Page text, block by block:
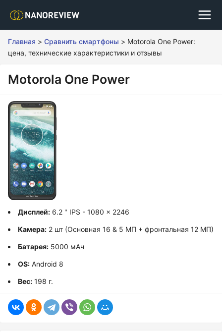
Главная > Сравнить смартфоны > Motorola One Power:
цена, технические характеристики и отзывы
Motorola One Power
Дисплей: 6.2 " IPS - 1080 x 2246
Камера: 2 шт (Основная 16 & 5 МП + фронтальная 12 МП)
Батарея: 5000 мАч
OS: Android 8
Вес: 198 г.